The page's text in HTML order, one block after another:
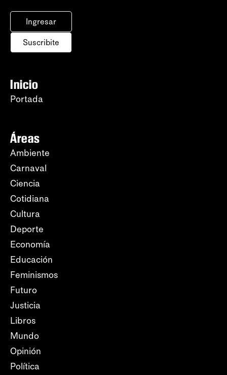
Ingresar
Suscribite
Inicio
Portada
Áreas
Ambiente
Carnaval
Ciencia
Cotidiana
Cultura
Deporte
Economía
Educación
Feminismos
Futuro
Justicia
Libros
Mundo
Opinión
Política